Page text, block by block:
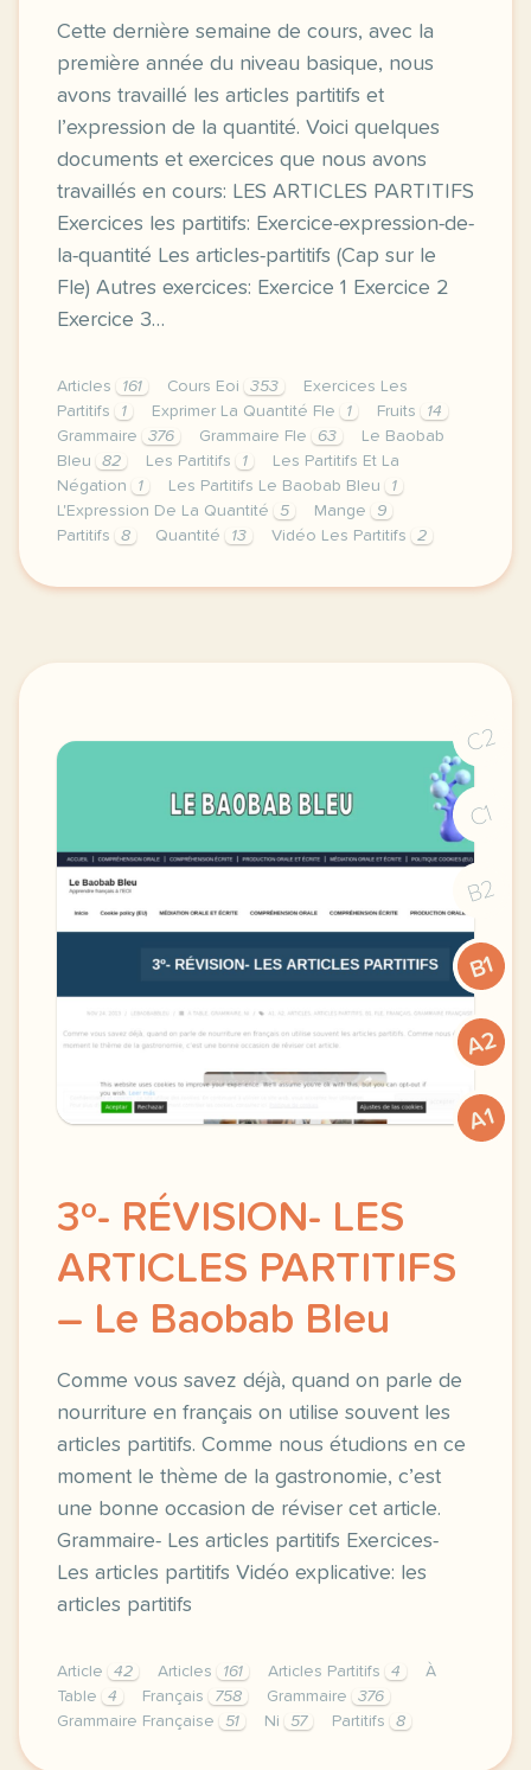
Cette dernière semaine de cours, avec la
première année du niveau basique, nous
avons travaillé les articles partitifs et
l’expression de la quantité. Voici quelques
documents et exercices que nous avons
travaillés en cours: LES ARTICLES PARTITIFS
Exercices les partitifs: Exercice-expression-de-
la-quantité Les articles-partitifs (Cap sur le
Fle) Autres exercices: Exercice 1 Exercice 2
Exercice 3…
Articles 161 Cours Eoi 353
Exercices Les
Partitifs
1 Exprimer La Quantité Fle 1 Fruits
14
Grammaire
376 Grammaire Fle 63
Le Baobab
Bleu
82 Les Partitifs 1
Les Partitifs Et La
Négation
1 Les Partitifs Le Baobab Bleu
1
L'Expression De La Quantité
5 Mange
9
Partitifs
8 Quantité 13 Vidéo Les Partitifs 2
cette derniere semaine de cours avec la
C2
C1
B2
B1
A2
A1
3º- RÉVISION- LES
ARTICLES PARTITIFS
– Le Baobab Bleu
Comme vous savez déjà, quand on parle de
nourriture en français on utilise souvent les
articles partitifs. Comme nous étudions en ce
moment le thème de la gastronomie, c’est
une bonne occasion de réviser cet article.
Grammaire- Les articles partitifs Exercices-
Les articles partitifs Vidéo explicative: les
articles partitifs
Article 42 Articles 161 Articles Partitifs 4
À
Table
4 Français 758 Grammaire
376
Grammaire Française
51 Ni 57 Partitifs 8
comme vous savez deja quand on parle de